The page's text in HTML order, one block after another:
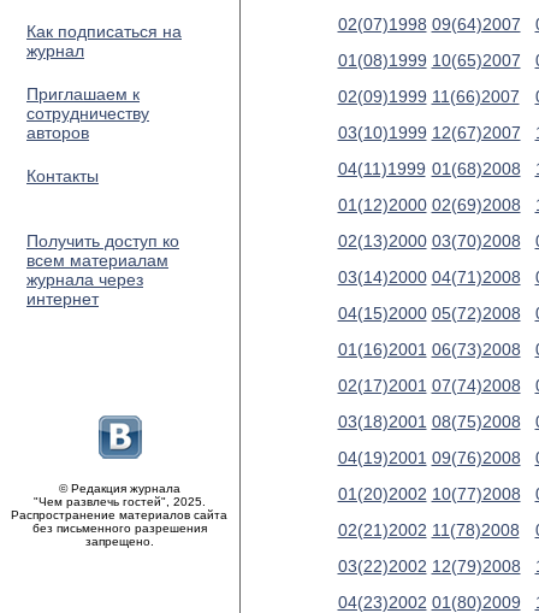
Как подписаться на
журнал
Приглашаем к
сотрудничеству
авторов
Контакты
Получить доступ ко
всем материалам
журнала через
интернет
© Редакция журнала
"Чем развлечь гостей", 2025.
Распространение материалов сайта
без письменного разрешения
запрещено.
02(07)1998
01(08)1999
02(09)1999
03(10)1999
04(11)1999
01(12)2000
02(13)2000
03(14)2000
04(15)2000
01(16)2001
02(17)2001
03(18)2001
04(19)2001
01(20)2002
02(21)2002
03(22)2002
04(23)2002
09(64)2007
10(65)2007
11(66)2007
12(67)2007
01(68)2008
02(69)2008
03(70)2008
04(71)2008
05(72)2008
06(73)2008
07(74)2008
08(75)2008
09(76)2008
10(77)2008
11(78)2008
12(79)2008
01(80)2009